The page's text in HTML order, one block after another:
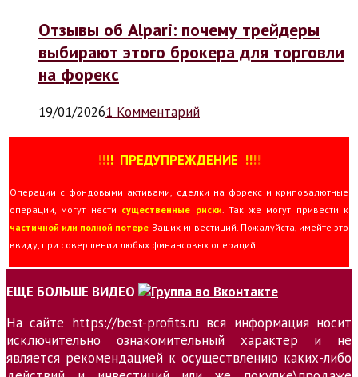
Отзывы об Alpari: почему трейдеры
выбирают этого брокера для торговли
на форекс
19/01/20261 Комментарий
!!!! ПРЕДУПРЕЖДЕНИЕ !!!!
Операции с фондовыми активами, сделки на форекс и криповалютные
операции, могут нести существенные риски . Так же могут привести к
частичной или полной потере Ваших инвестиций. Пожалуйста, имейте это
ввиду, при совершении любых финансовых операций.
ЕЩЕ БОЛЬШЕ ВИДЕО
На сайте https://best-profits.ru вся информация носит
исключительно ознакомительный характер и не
является рекомендацией к осуществлению каких-либо